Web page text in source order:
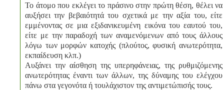
Το άτομο που εκλέγει το πράσινο στην πρώτη θέση, θέλει να
αυξήσει την βεβαιότητά του σχετικά με την αξία του, είτε
εμμένοντας σε μια εξιδανικευμένη εικόνα του εαυτού του,
είτε με την παραδοχή των αναμενόμενων από τους άλλους
λόγω των μορφών κατοχής (πλούτος, φυσική ανωτερότητα,
εκπαίδευση κλπ.)
Αυξάνει την αίσθηση της υπερηφάνειας, της ρυθμιζόμενης
ανωτερότητας έναντι των άλλων, της δύναμης του ελέγχου
πάνω στα γεγονότα ή τουλάχιστον της αντιμετώπισής τους.